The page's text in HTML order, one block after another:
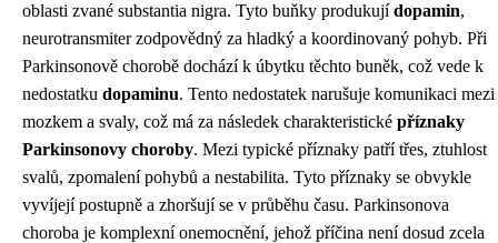
oblasti zvané substantia nigra. Tyto buňky produkujídopamin,
neurotransmiter zodpovědný za hladký a koordinovaný pohyb. Při
Parkinsonově chorobě dochází k úbytku těchto buněk, což vede k
nedostatku dopaminu. Tento nedostatek narušuje komunikaci mezi
mozkem a svaly, což má za následek charakteristické příznaky
Parkinsonovy choroby. Mezi typické příznaky patří třes, ztuhlost
svalů, zpomalení pohybů a nestabilita. Tyto příznaky se obvykle
vyvíjejí postupně a zhoršují se v průběhu času. Parkinsonova
choroba je komplexní onemocnění, jehož příčina není dosud zcela